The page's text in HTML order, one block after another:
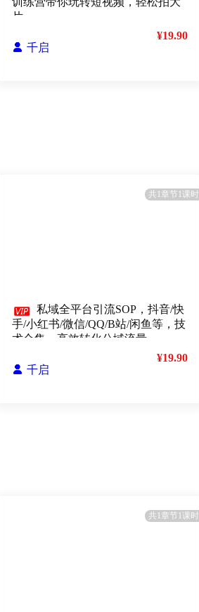
片
 千启
¥19.90
共1章节1课时
 私域全平台引流SOP，抖音/快
手/小红书/微信/QQ/B站/闲鱼等，技
术合集，高效转化公域流量
 千启
¥19.90
共1章节1课时